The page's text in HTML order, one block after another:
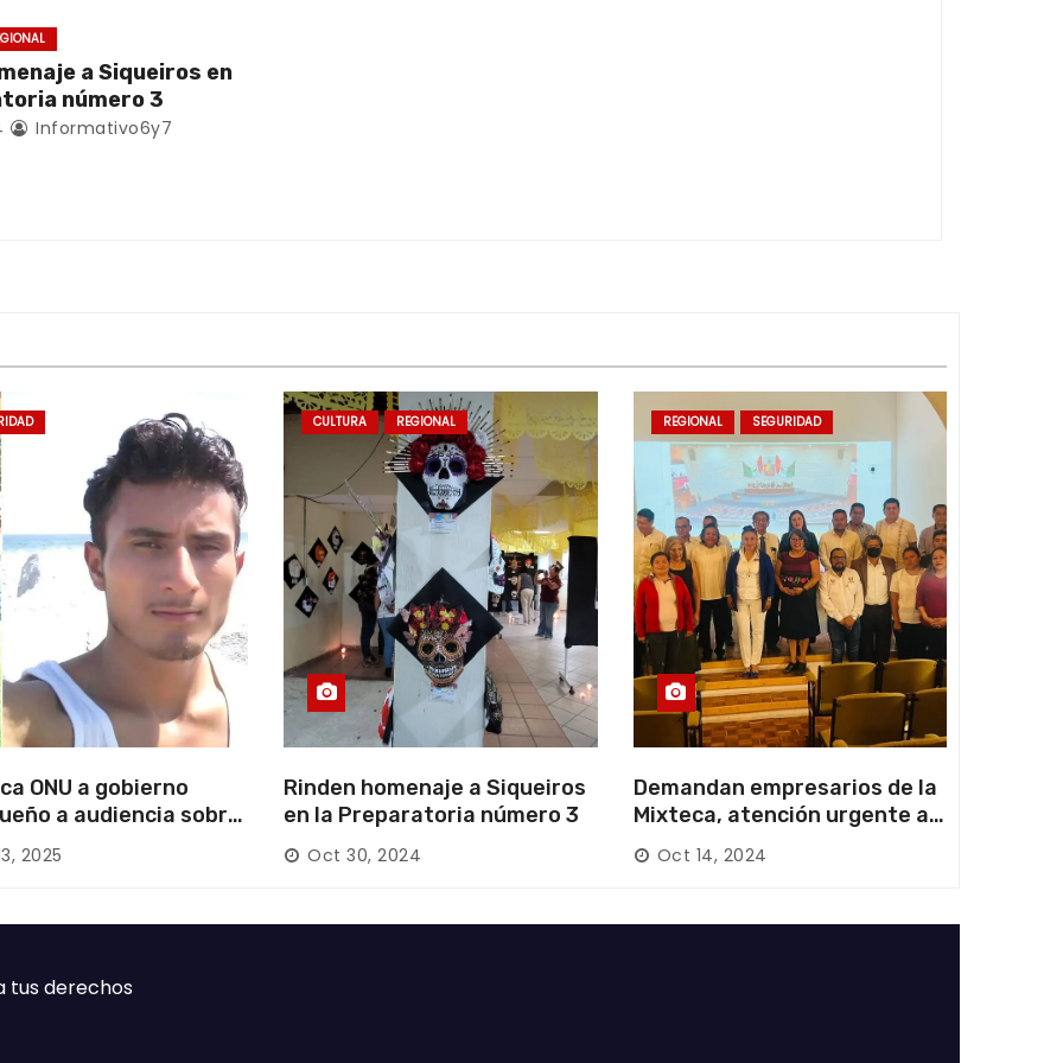
a Siqueiros en
número 3
Informativo6y7
ONU a gobierno
a audiencia sobre
forzada en la
2025
CULTURA REGIONAL
Rinden homenaje a Siqueiros
en la Preparatoria número 3
Oct 30, 2024
REGIONAL SEGURIDAD
Demandan empresarios de la
Mixteca, atención urgente a
las carreteras locales y
federales
Oct 14, 2024
tus derechos